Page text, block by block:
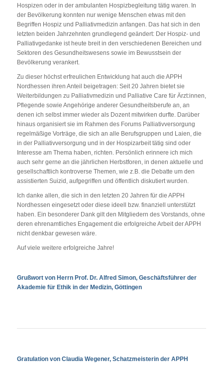
Hospizen oder in der ambulanten Hospizbegleitung tätig waren. In
der Bevölkerung konnten nur wenige Menschen etwas mit den
Begriffen Hospiz und Palliativmedizin anfangen. Das hat sich in den
letzten beiden Jahrzehnten grundlegend geändert: Der Hospiz- und
Palliativgedanke ist heute breit in den verschiedenen Bereichen und
Sektoren des Gesundheitswesens sowie im Bewusstsein der
Bevölkerung verankert.
Zu dieser höchst erfreulichen Entwicklung hat auch die APPH
Nordhessen ihren Anteil beigetragen: Seit 20 Jahren bietet sie
Weiterbildungen zu Palliativmedizin und Palliative Care für Ärzt:innen,
Pflegende sowie Angehörige anderer Gesundheitsberufe an, an
denen ich selbst immer wieder als Dozent mitwirken durfte. Darüber
hinaus organisiert sie im Rahmen des Forums Palliativversorgung
regelmäßige Vorträge, die sich an alle Berufsgruppen und Laien, die
in der Palliativversorgung und in der Hospizarbeit tätig sind oder
Interesse am Thema haben, richten. Persönlich erinnere ich mich
auch sehr gerne an die jährlichen Herbstforen, in denen aktuelle und
gesellschaftlich kontroverse Themen, wie z.B. die Debatte um den
assistierten Suizid, aufgegriffen und öffentlich diskutiert wurden.
Ich danke allen, die sich in den letzten 20 Jahren für die APPH
Nordhessen eingesetzt oder diese ideell bzw. finanziell unterstützt
haben. Ein besonderer Dank gilt den Mitgliedern des Vorstands, ohne
deren ehrenamtliches Engagement die erfolgreiche Arbeit der APPH
nicht denkbar gewesen wäre.
Auf viele weitere erfolgreiche Jahre!
Grußwort von Herrn Prof. Dr. Alfred Simon, Geschäftsführer der
Akademie für Ethik in der Medizin, Göttingen
Gratulation von Claudia Wegener, Schatzmeisterin der APPH